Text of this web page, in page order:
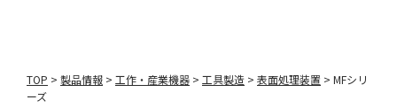
TOP > 製品情報 > 工作・産業機器 > 工具製造 > 表面処理装置 > MFシリ
ーズ